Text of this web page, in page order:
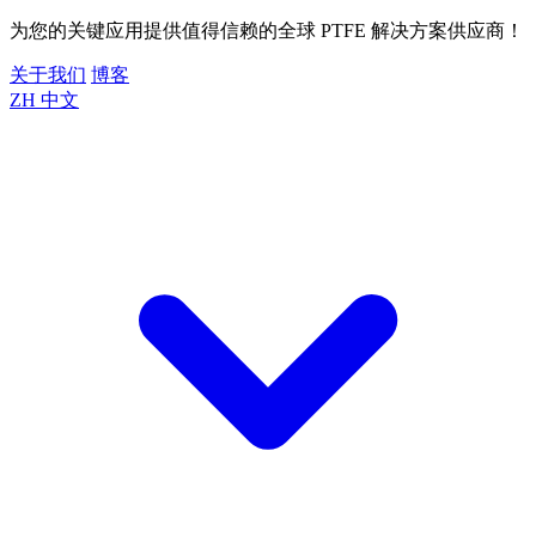
为您的关键应用提供值得信赖的全球 PTFE 解决方案供应商！
关于我们 博客
ZH 中文